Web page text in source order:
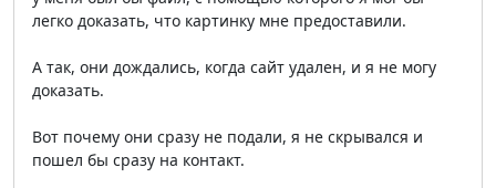
легко доказать, что картинку мне предоставили.
А так, они дождались, когда сайт удален, и я не могу
доказать.
Вот почему они сразу не подали, я не скрывался и
пошел бы сразу на контакт.